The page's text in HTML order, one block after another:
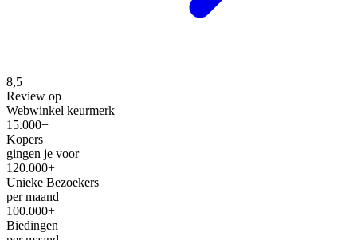
8,5
Review op
Webwinkel keurmerk
15.000+
Kopers
gingen je voor
120.000+
Unieke Bezoekers
per maand
100.000+
Biedingen